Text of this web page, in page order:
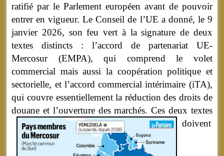
ratifié par le Parlement européen avant de pouvoir
entrer en vigueur. Le Conseil de l’UE a donné, le 9
janvier 2026, son feu vert à la signature de deux
textes distincts : l’accord de partenariat UE-
Mercosur (EMPA), qui comprend le volet
commercial mais aussi la coopération politique et
sectorielle, et l’accord commercial intérimaire (iTA),
qui couvre essentiellement la réduction des droits de
douane et l’ouverture des marchés.Ces deux textes
doivent